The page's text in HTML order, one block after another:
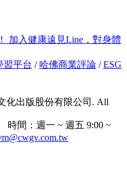
加入健康遠見Line，對身體
習平台 / 哈佛商業評論 /ESG
化出版股份有限公司. All
時間：週一 ~ 週五 9:00 ~